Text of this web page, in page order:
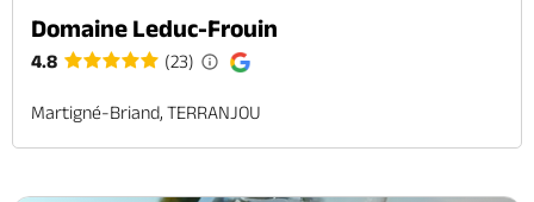
Domaine Leduc-Frouin
4.8 (23)
Martigné-Briand, TERRANJOU